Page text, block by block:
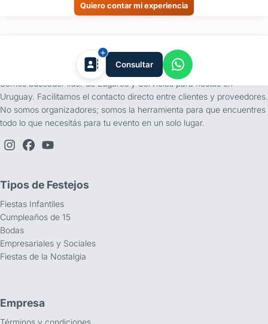
Quiero contar mi experiencia
Consultar
tufiesta.com.uy
Somos buscador líder de Lugares y Servicios para fiestas en
Uruguay. Facilitamos el contacto directo entre clientes y proveedores.
No somos organizadores; somos la herramienta para que encuentres
todo lo que necesitás para tu evento en un solo lugar.
Tipos de Festejos
Fiestas Infantiles
Cumpleaños de 15
Bodas
Empresariales y Sociales
Fiestas de la Nostalgia
Empresa